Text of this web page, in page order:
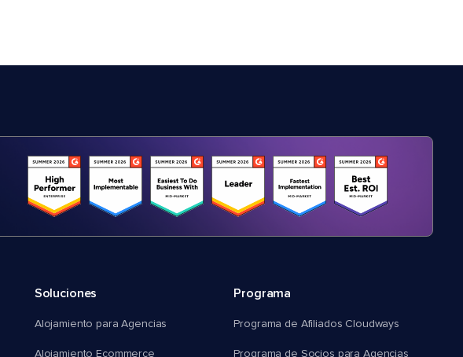
Soluciones
Alojamiento para Agencias
Alojamiento Ecommerce
Programa
Programa de Afiliados Cloudways
Programa de Socios para Agencias